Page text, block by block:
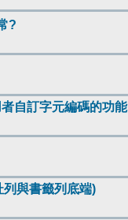
?
自訂字元編碼的功能
與書籤列底端)